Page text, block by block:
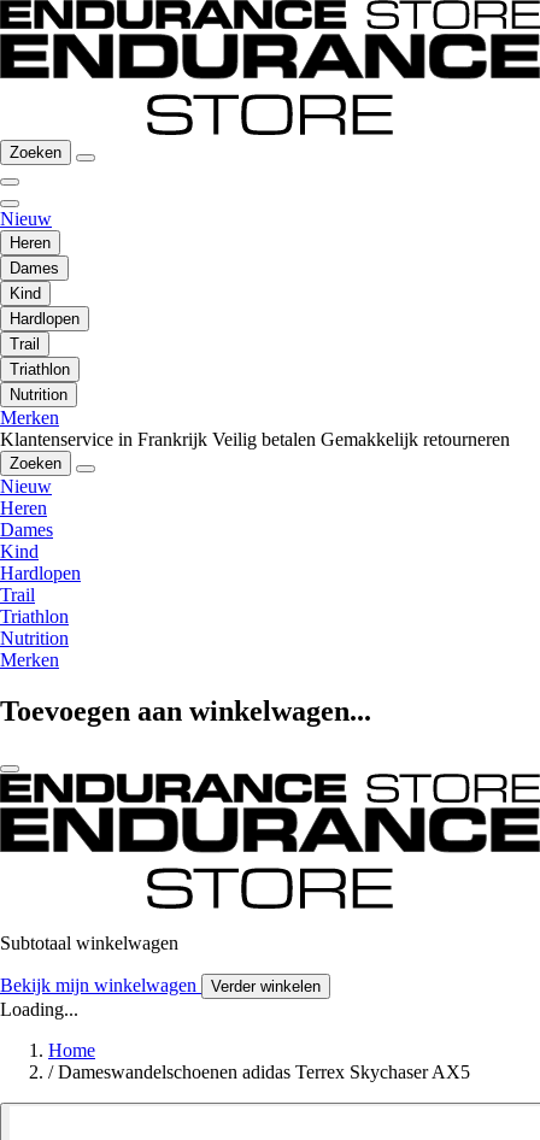
Zoeken
Nieuw
Heren
Dames
Kind
Hardlopen
Trail
Triathlon
Nutrition
Merken
Klantenservice in Frankrijk Veilig betalen Gemakkelijk retourneren
Zoeken
Nieuw
Heren
Dames
Kind
Hardlopen
Trail
Triathlon
Nutrition
Merken
Toevoegen aan winkelwagen...
Subtotaal winkelwagen
Bekijk mijn winkelwagen Verder winkelen
Loading...
Home
/ Dameswandelschoenen adidas Terrex Skychaser AX5